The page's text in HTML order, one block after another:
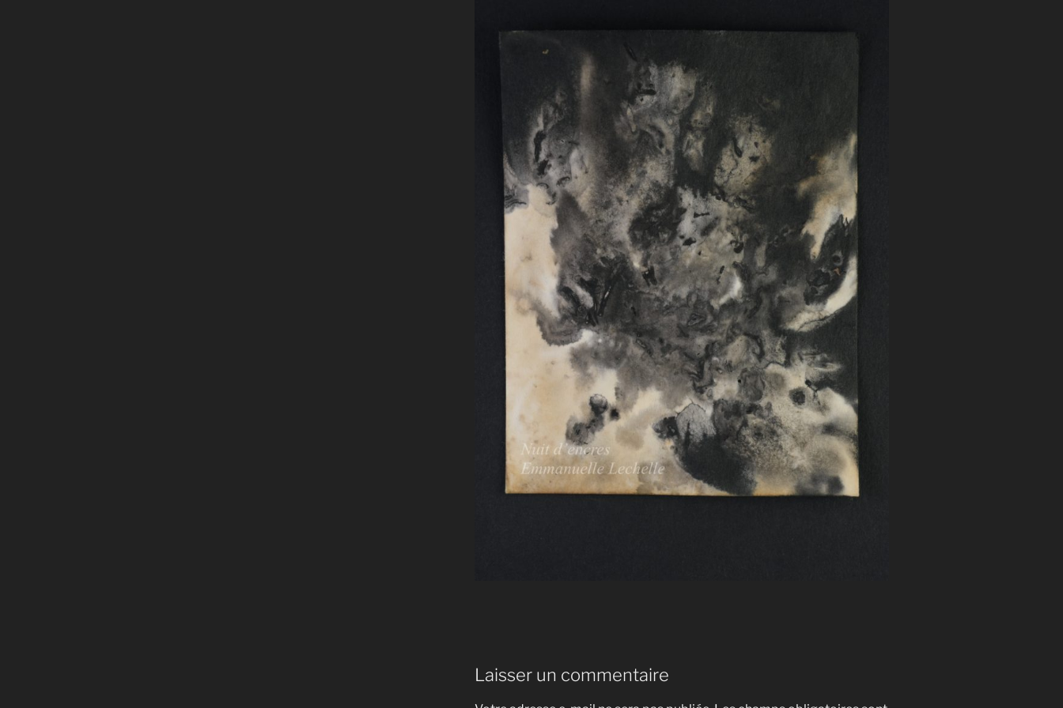
Laisser un commentaire